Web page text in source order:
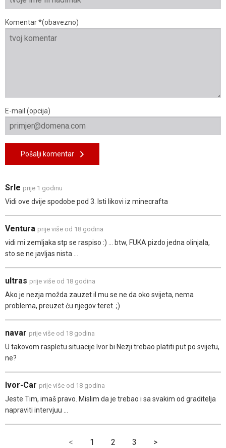
Komentar *(obavezno)
E-mail (opcija)
Pošalji komentar
Srle prije 1 godinu
Vidi ove dvije spodobe pod 3. Isti likovi iz minecrafta
Ventura prije više od 18 godina
vidi mi zemljaka stp se raspiso :) ... btw, FUKA pizdo jedna olinjala,
sto se ne javljas nista ...
ultras prije više od 18 godina
Ako je nezja možda zauzet il mu se ne da oko svijeta, nema
problema, preuzet ću njegov teret..;)
navar prije više od 18 godina
U takovom raspletu situacije Ivor bi Nezji trebao platiti put po svijetu,
ne?
Ivor-Car prije više od 18 godina
Jeste Tim, imaš pravo. Mislim da je trebao i sa svakim od graditelja
napraviti intervjuu ...
< 1 2 3 >